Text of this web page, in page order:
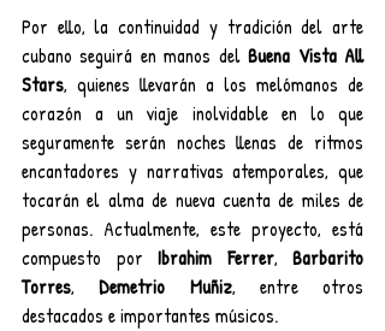
Por ello, la continuidad y tradición del arte
cubano seguirá en manos del Buena Vista All
Stars, quienes llevarán a los melómanos de
corazón a un viaje inolvidable en lo que
seguramente serán noches llenas de ritmos
encantadores y narrativas atemporales, que
tocarán el alma de nueva cuenta de miles de
personas. Actualmente, este proyecto, está
compuesto por Ibrahim Ferrer, Barbarito
Torres, Demetrio Muñiz, entre otros
destacados e importantes músicos.